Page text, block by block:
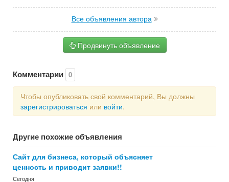
Все объявления автора
Продвинуть объявление
Комментарии 0
Чтобы опубликовать свой комментарий, Вы должны
зарегистрироваться или войти.
Другие похожие объявления
Сайт для бизнеса, который объясняет
ценность и приводит заявки!!
Сегодня